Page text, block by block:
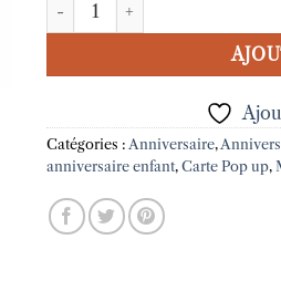
Catégories : Anniversaire,
anniversaire enfant, Carte Pop up,